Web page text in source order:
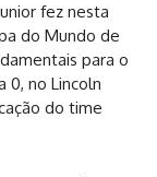
fez nesta
do Mundo de
para o
0, no Lincoln
do time